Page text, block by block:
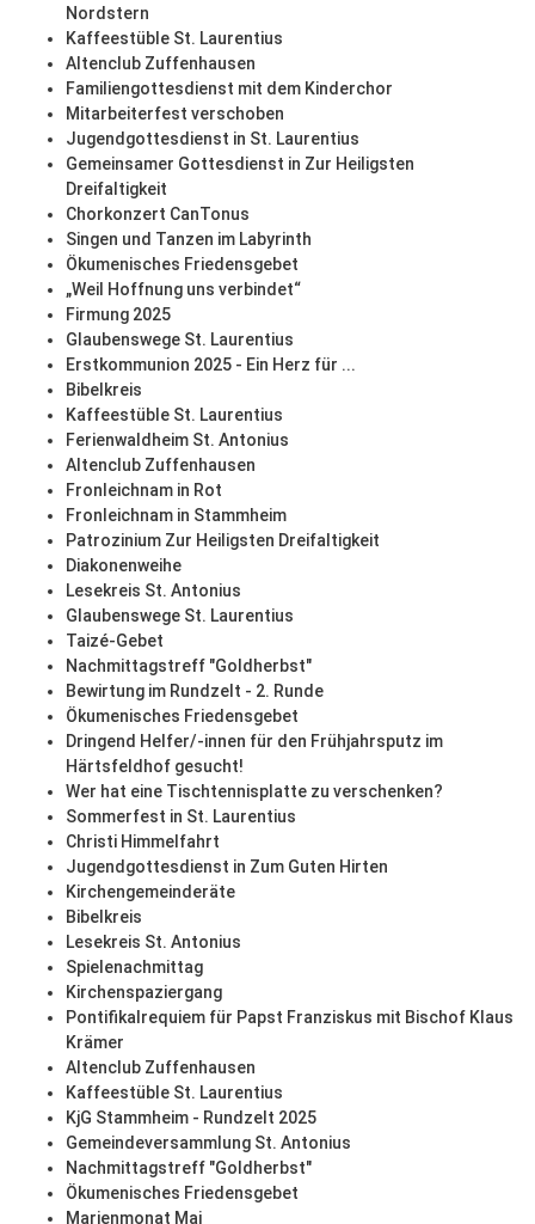
Nordstern
Kaffeestüble St. Laurentius
Altenclub Zuffenhausen
Familiengottesdienst mit dem Kinderchor
Mitarbeiterfest verschoben
Jugendgottesdienst in St. Laurentius
Gemeinsamer Gottesdienst in Zur Heiligsten
Dreifaltigkeit
Chorkonzert CanTonus
Singen und Tanzen im Labyrinth
Ökumenisches Friedensgebet
„Weil Hoffnung uns verbindet“
Firmung 2025
Glaubenswege St. Laurentius
Erstkommunion 2025 - Ein Herz für ...
Bibelkreis
Kaffeestüble St. Laurentius
Ferienwaldheim St. Antonius
Altenclub Zuffenhausen
Fronleichnam in Rot
Fronleichnam in Stammheim
Patrozinium Zur Heiligsten Dreifaltigkeit
Diakonenweihe
Lesekreis St. Antonius
Glaubenswege St. Laurentius
Taizé-Gebet
Nachmittagstreff "Goldherbst"
Bewirtung im Rundzelt - 2. Runde
Ökumenisches Friedensgebet
Dringend Helfer/-innen für den Frühjahrsputz im
Härtsfeldhof gesucht!
Wer hat eine Tischtennisplatte zu verschenken?
Sommerfest in St. Laurentius
Christi Himmelfahrt
Jugendgottesdienst in Zum Guten Hirten
Kirchengemeinderäte
Bibelkreis
Lesekreis St. Antonius
Spielenachmittag
Kirchenspaziergang
Pontifikalrequiem für Papst Franziskus mit Bischof Klaus
Krämer
Altenclub Zuffenhausen
Kaffeestüble St. Laurentius
KjG Stammheim - Rundzelt 2025
Gemeindeversammlung St. Antonius
Nachmittagstreff "Goldherbst"
Ökumenisches Friedensgebet
Marienmonat Mai